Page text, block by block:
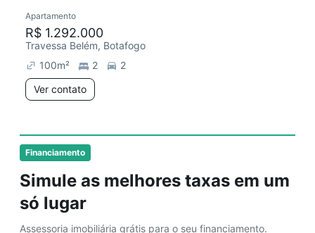
Financiamento
Simule as melhores taxas em um
só lugar
Assessoria imobiliária grátis para o seu financiamento.
Apartamento
R$ 1.292.000
Travessa Belém, Botafogo
100m² 2
2
Ver contato